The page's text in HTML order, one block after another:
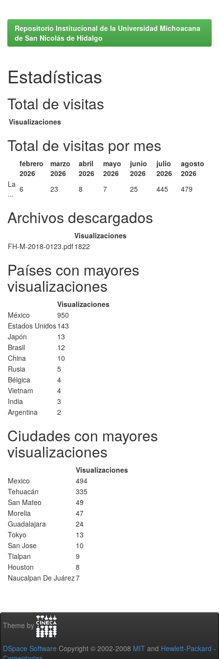
Repositorio Institucional de la Universidad Michoacana
de San Nicolás de Hidalgo
Estadísticas
Total de visitas
Visualizaciones
Total de visitas por mes
febrero
2026
marzo
2026
abril
2026
mayo
2026
junio
2026
julio
2026
agosto
2026
La
...
6 23 8 7 25 445 479
Archivos descargados
Visualizaciones
FH-M-2018-0123.pdf1822
Países con mayores
visualizaciones
Visualizaciones
México
950
Estados Unidos143
Japón
13
Brasil
12
China
10
Rusia
5
Bélgica
4
Vietnam
4
India
3
Argentina
2
Ciudades con mayores
visualizaciones
Visualizaciones
Mexico
494
Tehuacán
335
San Mateo
49
Morelia
47
Guadalajara
24
Tokyo
13
San Jose
10
Tlalpan
9
Houston
8
Naucalpan De Juárez7
Theme by
DSpace Software Copyright © 2002-2008 MIT and Hewlett-Packard -